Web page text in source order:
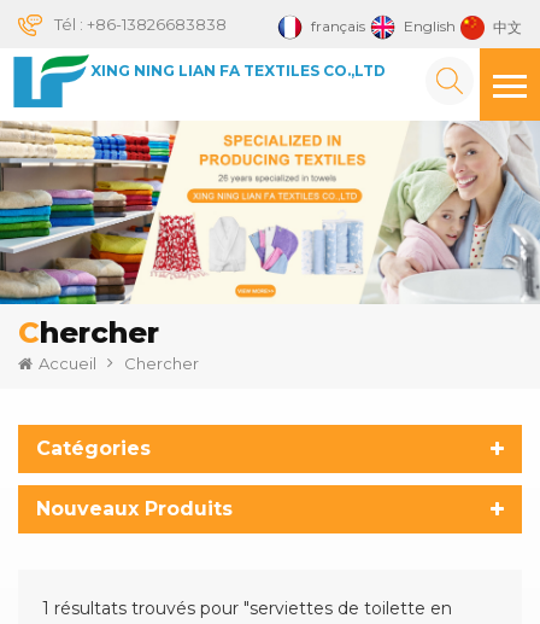
français English 中文
Tél : +86-13826683838
XING NING LIAN FA TEXTILES CO.,LTD
Chercher
Accueil Chercher
Catégories
Nouveaux Produits
1 résultats trouvés pour "serviettes de toilette en